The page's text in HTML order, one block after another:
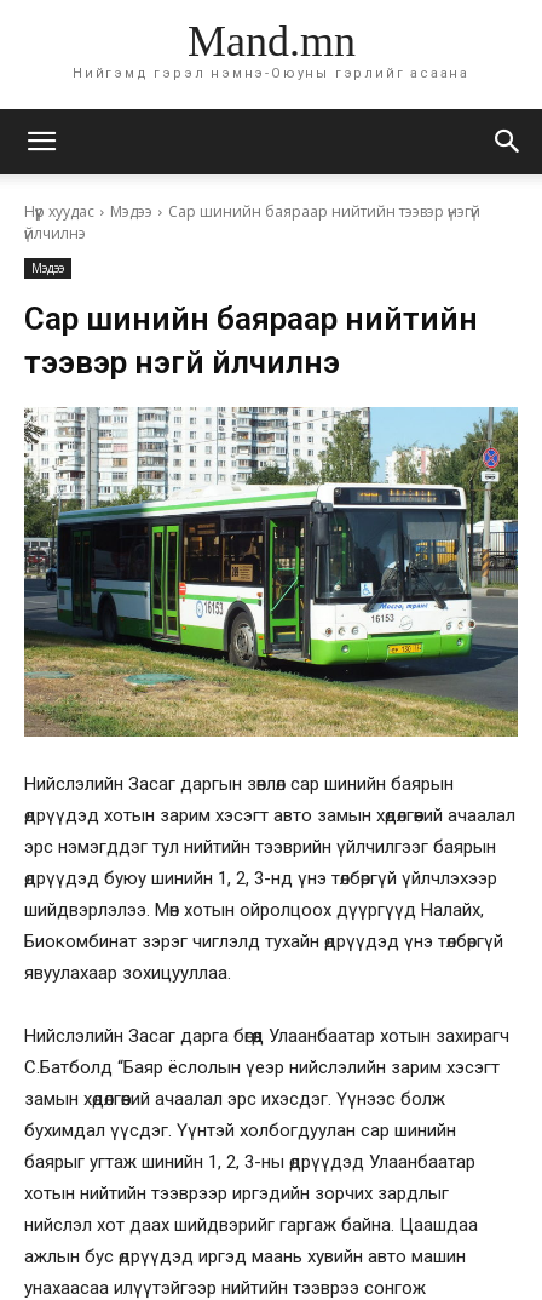
Mand.mn
Нийгэмд гэрэл нэмнэ-Оюуны гэрлийг асаана
Нүүр хуудас Мэдээ
Сар шинийн баяраар нийтийн тээвэр үнэгүй
үйлчилнэ
Мэдээ
Сар шинийн баяраар нийтийн
тээвэр үнэгүй үйлчилнэ
Нийслэлийн Засаг даргын зөвлөл сар шинийн баярын
өдрүүдэд хотын зарим хэсэгт авто замын хөдөлгөөний ачаалал
эрс нэмэгддэг тул нийтийн тээврийн үйлчилгээг баярын
өдрүүдэд буюу шинийн 1, 2, 3-нд үнэ төлбөргүй үйлчлэхээр
шийдвэрлэлээ. Мөн хотын ойролцоох дүүргүүд Налайх,
Биокомбинат зэрэг чиглэлд тухайн өдрүүдэд үнэ төлбөргүй
явуулахаар зохицууллаа.
Нийслэлийн Засаг дарга бөгөөд Улаанбаатар хотын захирагч
С.Батболд “Баяр ёслолын үеэр нийслэлийн зарим хэсэгт
замын хөдөлгөөний ачаалал эрс ихэсдэг. Үүнээс болж
бухимдал үүсдэг. Үүнтэй холбогдуулан сар шинийн
баярыг угтаж шинийн 1, 2, 3-ны өдрүүдэд Улаанбаатар
хотын нийтийн тээврээр иргэдийн зорчих зардлыг
нийслэл хот даах шийдвэрийг гаргаж байна. Цаашдаа
ажлын бус өдрүүдэд иргэд маань хувийн авто машин
унахаасаа илүүтэйгээр нийтийн тээврээ сонгож